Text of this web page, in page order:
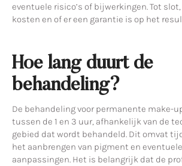
eventuele risico’s of bijwerkingen. Tot
kosten en of er een garantie is op het
Hoe lang duurt de
behandeling?
De behandeling voor permanente make-
tussen de 1 en 3 uur, afhankelijk van de
gebied dat wordt behandeld. Dit omvat
het aanbrengen van pigment en
aanpassingen. Het is belangrijk dat de